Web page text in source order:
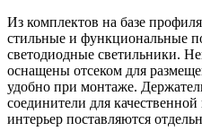
Из комплектов на базе профиля
стильные и функциональные
светодиодные светильники.
оснащены отсеком для
удобно при монтаже.
соединители для
интерьер поставляются